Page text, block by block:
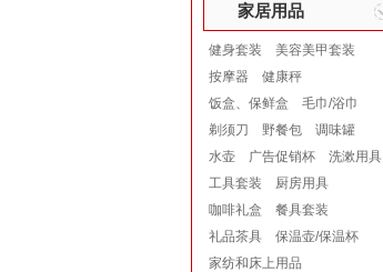
家居用品
健身套装
美容美甲套装
按摩器
健康秤
饭盒、保鲜盒
毛巾/浴巾
剃须刀
野餐包
调味罐
水壶
广告促销杯
洗漱用具
工具套装
厨房用具
咖啡礼盒
餐具套装
礼品茶具
保温壶/保温杯
家纺和床上用品